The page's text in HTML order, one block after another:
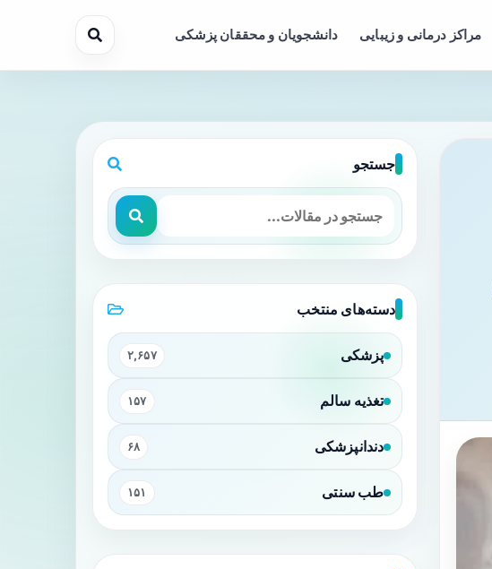
مراکز درمانی و زیبایی دانشجویان و محققان پزشکی
جستجو
دسته‌های منتخب
پزشکی ۲,۶۵۷
تغذیه سالم ۱۵۷
دندانپزشکی ۶۸
طب سنتی ۱۵۱